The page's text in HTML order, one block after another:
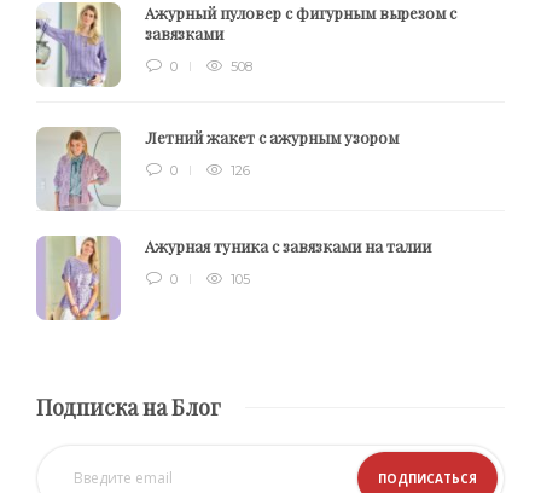
Ажурный пуловер с фигурным вырезом с
завязками
0 508
Летний жакет с ажурным узором
0 126
Ажурная туника с завязками на талии
0 105
Подписка на Блог